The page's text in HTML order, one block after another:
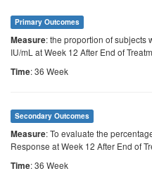
Primary Outcomes
Measure: the proportion of subjects
IU/mL at Week 12 After End of
Time: 36 Week
Secondary Outcomes
Measure: To evaluate the
Response at Week 12 After End of
Time: 36 Week